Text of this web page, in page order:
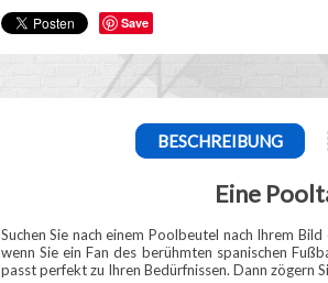
Save
BESCHREIBUNG
Eine
Suchen Sie nach einem Poolbeutel nach Ihrem
wenn Sie ein Fan des berühmten spanischen
passt perfekt zu Ihren Bedürfnissen. Dann zögern